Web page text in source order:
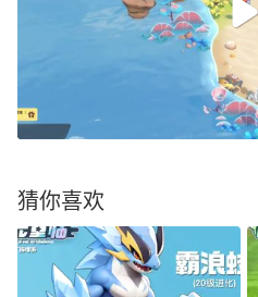
猜你喜欢